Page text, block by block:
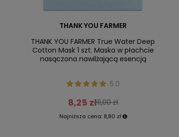
THANK YOU FARMER
THANK YOU FARMER True Water Deep
Cotton Mask 1 szt. Maska w płachcie
nasączona nawilżającą esencją
5.0
8,25 zł11,00 zł
Najniższa cena: 8,80 zł